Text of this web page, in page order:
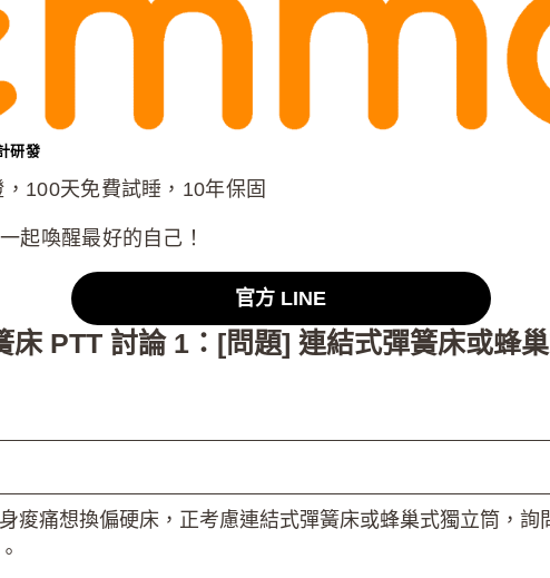
研發
100天免費試睡，10年保固
起喚醒最好的自己！
官方 LINE
床 PTT 討論 1：[問題] 連結式彈簧床或蜂
痠痛想換偏硬床，正考慮連結式彈簧床或蜂巢式獨立筒，詢